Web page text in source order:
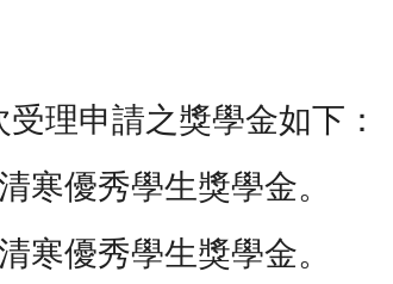
理申請之獎學金如下：
寒優秀學生獎學金。
寒優秀學生獎學金。